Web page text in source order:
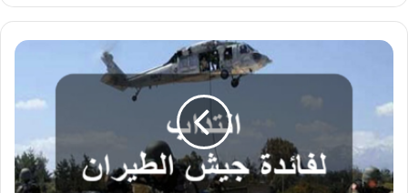
مناظرة
متطوعين
فتيات)
لجيش